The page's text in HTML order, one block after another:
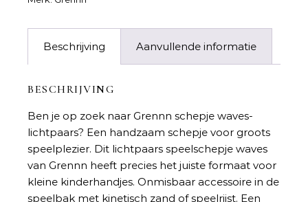
Beschrijving Aanvullende informatie
BESCHRIJVING
Ben je op zoek naar Grennn schepje waves-
lichtpaars? Een handzaam schepje voor groots
speelplezier. Dit lichtpaars speelschepje waves
van Grennn heeft precies het juiste formaat voor
kleine kinderhandjes. Onmisbaar accessoire in de
speelbak met kinetisch zand of speelrijst. Een